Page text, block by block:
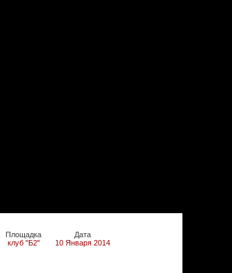
Дата
10 Января 2014
Площадка
клуб "Б2"